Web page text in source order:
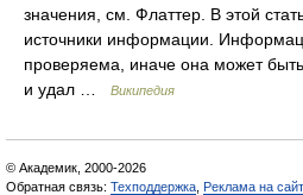
значения, см. Флаттер. В этой
источники информации.
проверяема, иначе она может
и удал …
Википедия
© Академик, 2000-2026
Обратная связь: Техподдержка Реклама на